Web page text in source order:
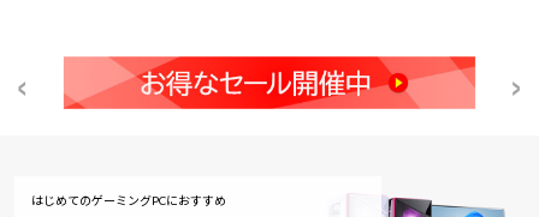
はじめてのゲーミングPCにおすすめ